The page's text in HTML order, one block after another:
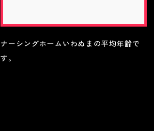
ナーシングホームいわぬまの平均年齢で
す。